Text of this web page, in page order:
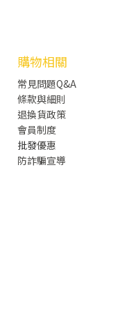
購物相關
常見問題Q&A
條款與細則
退換貨政策
會員制度
批發優惠
防詐騙宣導